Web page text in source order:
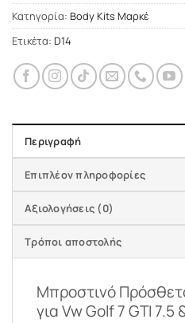
Κατηγορία: Body Kits Μαρκέ
Ετικέτα: D14
Περιγραφή
Επιπλέον πληροφορίες
Αξιολογήσεις (0)
Τρόποι αποστολής
Μπροστινό
για Vw Golf 7 GTI